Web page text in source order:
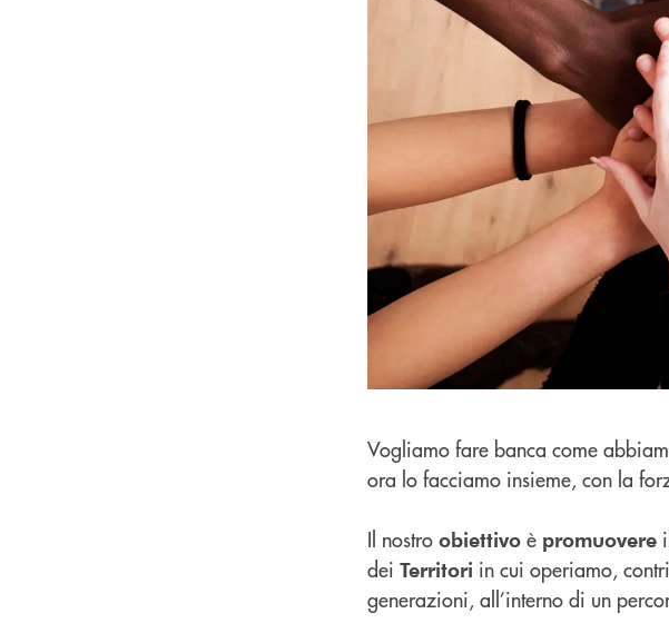
Vogliamo fare banca come
ora lo facciamo insieme, con la
Il nostro obiettivo è promuovere
dei Territori in cui operiamo,
generazioni, all’interno di un